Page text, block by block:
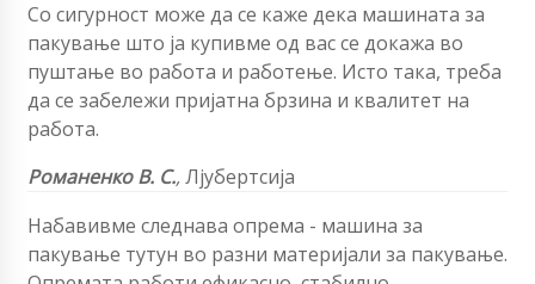
Со сигурност може да се каже дека машината за
пакување што ја купивме од вас се докажа во
пуштање во работа и работење. Исто така, треба
да се забележи пријатна брзина и квалитет на
работа.
Романенко В. С.,Лјубертсија
Набавивме следнава опрема - машина за
пакување тутун во разни материјали за пакување.